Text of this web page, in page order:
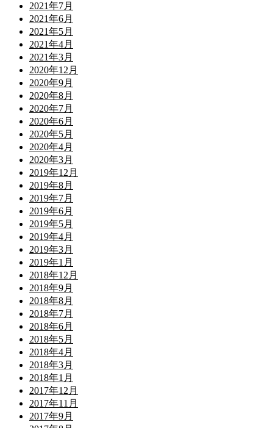
2021年7月
2021年6月
2021年5月
2021年4月
2021年3月
2020年12月
2020年9月
2020年8月
2020年7月
2020年6月
2020年5月
2020年4月
2020年3月
2019年12月
2019年8月
2019年7月
2019年6月
2019年5月
2019年4月
2019年3月
2019年1月
2018年12月
2018年9月
2018年8月
2018年7月
2018年6月
2018年5月
2018年4月
2018年3月
2018年1月
2017年12月
2017年11月
2017年9月